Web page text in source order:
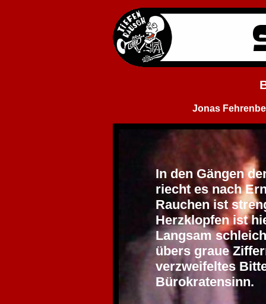
Jonas
In den Gängen
riecht es nach
Rauchen ist
Herzklopfen ist
Langsam
übers graue
verzweifeltes
Bürokratensinn.